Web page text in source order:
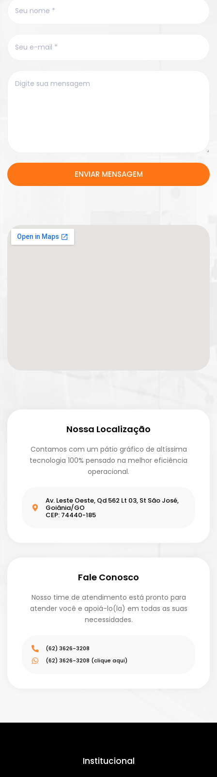
ENVIAR MENSAGEM
Nossa Localização
Contamos com um pátio gráfico de altíssima
tecnologia 100% pensado na melhor eficiência
operacional.
Av. Leste Oeste, Qd 562 Lt 03, St São José,
Goiânia/GO
CEP: 74440-185
Fale Conosco
Nosso time de atendimento está pronto para
atender você e apoiá-lo(la) em todas as suas
necessidades.
(62) 3626-3208
(62) 3626-3208 (clique aqui)
Institucional